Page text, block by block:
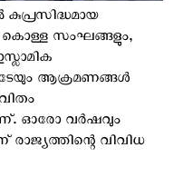
കൊള്ള സംഘങ്ങളും,
ആക്രമണങ്ങള്‍
ഓരോ വര്‍ഷവും
വിവിധ